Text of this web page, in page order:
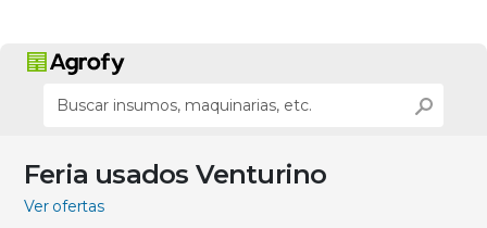
Feria usados Venturino
Ver ofertas